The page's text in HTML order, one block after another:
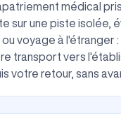
médical
sur une piste isolée,
voyage à l'étranger :
transport vers
votre retour, sans